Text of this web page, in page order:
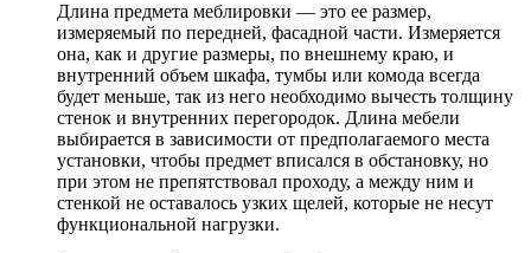
Длина предмета меблировки — это ее размер,
измеряемый по передней, фасадной части. Измеряется
она, как и другие размеры, по внешнему краю, и
внутренний объем шкафа, тумбы или комода всегда
будет меньше, так из него необходимо вычесть толщину
стенок и внутренних перегородок. Длина мебели
выбирается в зависимости от предполагаемого места
установки, чтобы предмет вписался в обстановку, но
при этом не препятствовал проходу, а между ним и
стенкой не оставалось узких щелей, которые не несут
функциональной нагрузки.